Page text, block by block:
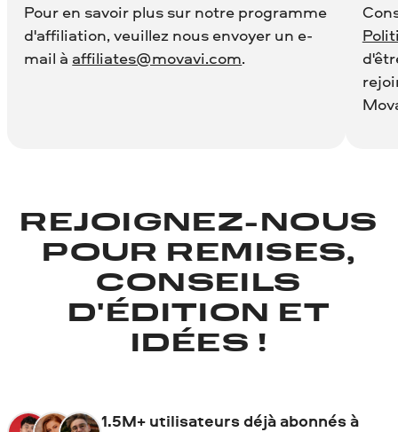
Pour en savoir plus sur notre programme
d'affiliation, veuillez nous envoyer un e-
mail à affiliates@movavi.com.
REJOIGNEZ-NOUS
POUR REMISES,
CONSEILS
D'ÉDITION ET
IDÉES !
1.5M+ utilisateurs déjà abonnés à